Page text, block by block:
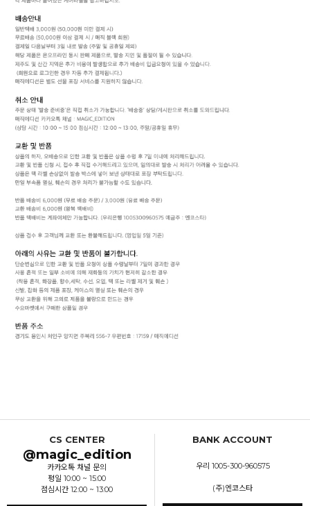
CS CENTER
@magic_edition
카카오톡 채널 문의
평일 10:00 ~ 15:00
점심시간 12:00 ~ 13:00
BANK ACCOUNT
우리 1005-300-960575
(주)엔코스타